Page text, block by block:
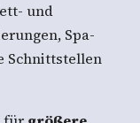
und
Spa-
Schnittstellen